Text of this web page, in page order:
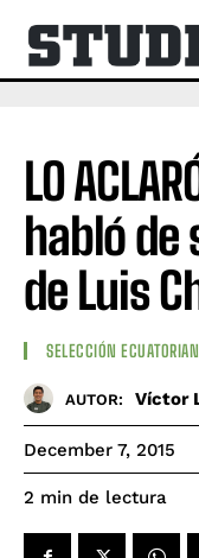
LO
habló de
de Luis
SELECCIÓN
AUTOR: Víctor
December 7, 2015
2 min de lectura